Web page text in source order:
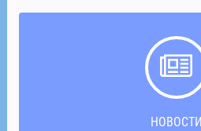
НОВОСТИ